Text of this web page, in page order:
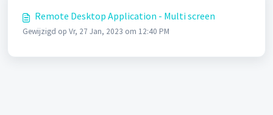
Remote Desktop Application - Multi screen
Gewijzigd op Vr, 27 Jan, 2023 om 12:40 PM